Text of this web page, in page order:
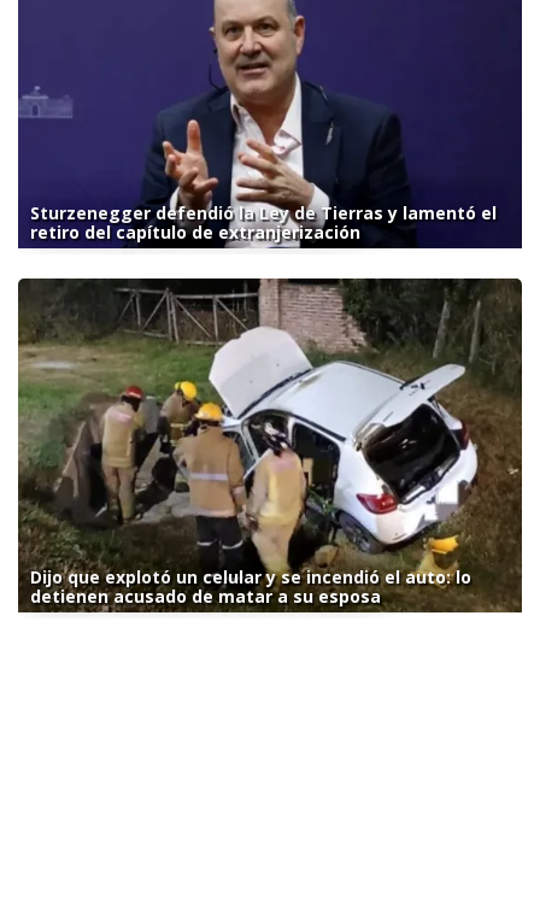
Sturzenegger defendió la Ley de Tierras y lamentó el
retiro del capítulo de extranjerización
Dijo que explotó un celular y se incendió el auto: lo
detienen acusado de matar a su esposa